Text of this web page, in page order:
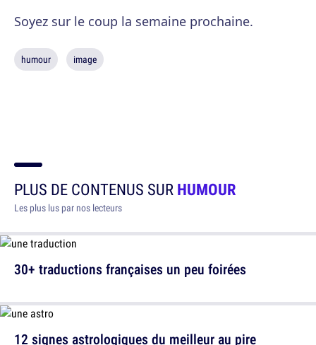
Soyez sur le coup la semaine prochaine.
humour image
PLUS DE CONTENUS SURHUMOUR
Les plus lus par nos lecteurs
30+ traductions françaises un peu foirées
12 signes astrologiques du meilleur au pire